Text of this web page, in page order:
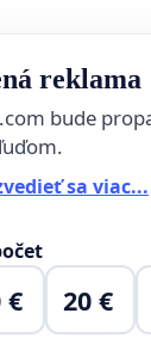
reklama
bude
ľuďom.
sa viac...
€ 20 €